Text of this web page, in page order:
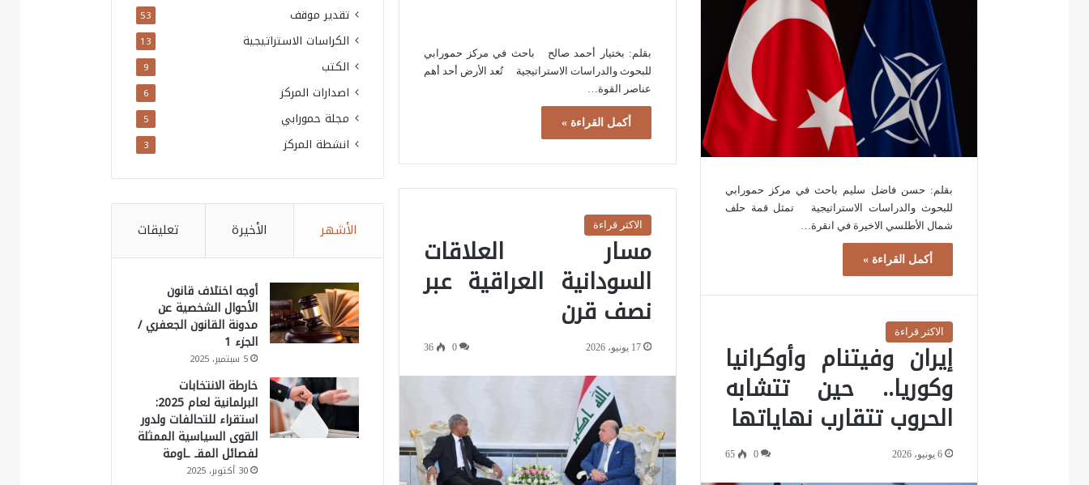
بقلم: حسن فاضل سليم باحث في مركز حمورابي
للبحوث والدراسات الاستراتيجية تمثل قمة حلف
شمال الأطلسي الاخيرة في انقرة…
أكمل القراءة »
بقلم: بختيار أحمد صالح باحث في مركز حمورابي
للبحوث والدراسات الاستراتيجية تُعد الأرض أحد أهم
عناصر القوة…
أكمل القراءة »
الاكثر قراءة
مسار العلاقات
السودانية العراقية عبر
نصف قرن
17 يونيو، 2026 0
36
الاكثر قراءة
إيران وفيتنام وأوكرانيا
وكوريا.. حين تتشابه
الحروب تتقارب نهاياتها
6 يونيو، 2026 0
65
تقدير موقف 53
الكراسات الاستراتيجية 13
الكتب 9
اصدارات المركز 6
مجلة حمورابي 5
انشطة المركز 3
الأشهر الأخيرة تعليقات
أوجه اختلاف قانون
الأحوال الشخصية عن
مدونة القانون الجعفري /
الجزء 1
5 سبتمبر، 2025
خارطة الانتخابات
البرلمانية لعام 2025:
استقراء للتحالفات ولدور
القوى السياسية الممثلة
لفصائل المقـ ـاومة
30 أكتوبر، 2025